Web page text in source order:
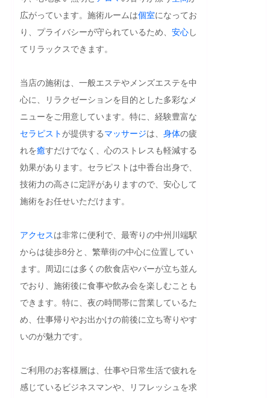
広がっています。施術ルームは個室になってお
り、プライバシーが守られているため、 安心し
てリラックスできます。
当店の施術は、一般エステやメンズエステを中
心に、リラクゼーションを目的とした多彩なメ
ニューをご用意しています。特に、経験豊富な
セラピスト が提供するマッサージは、 身体の疲
れを癒すだけでなく、心のストレスも軽減する
効果があります。セラピストは中香台出身で、
技術力の高さに定評がありますので、安心して
施術をお任せいただけます。
アクセスは非常に便利で、最寄りの中州川端駅
からは徒歩8分と、繁華街の中心に位置してい
ます。周辺には多くの飲食店やバーが立ち並ん
でおり、施術後に食事や飲み会を楽しむことも
できます。特に、夜の時間帯に営業しているた
め、仕事帰りやお出かけの前後に立ち寄りやす
いのが魅力です。
ご利用のお客様層は、仕事や日常生活で疲れを
感じているビジネスマンや、リフレッシュを求